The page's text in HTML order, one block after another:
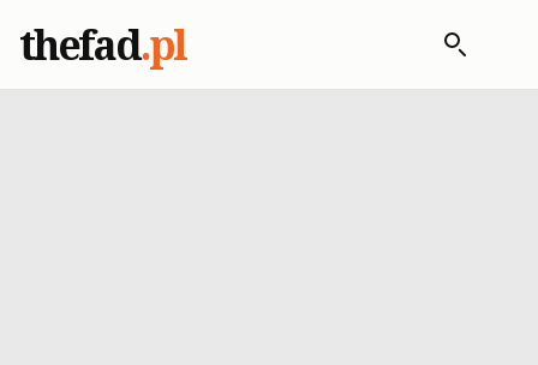
thefad.pl